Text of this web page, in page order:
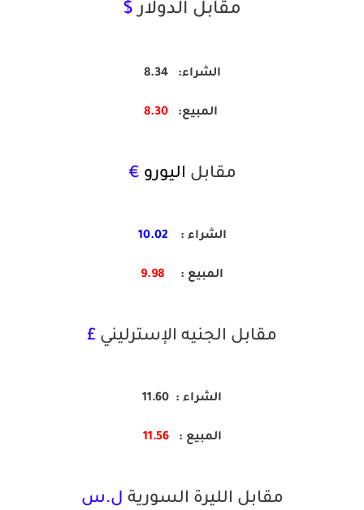
مقابل الدولار $
الشراء: 8.34
المبيع:
8.30
مقابل اليورو €
الشراء : 10.02
المبيع :
مقابل الجنيه الإسترليني £
الشراء : 11.60
المبيع :
11.56
مقابل الليرة السورية ل.س